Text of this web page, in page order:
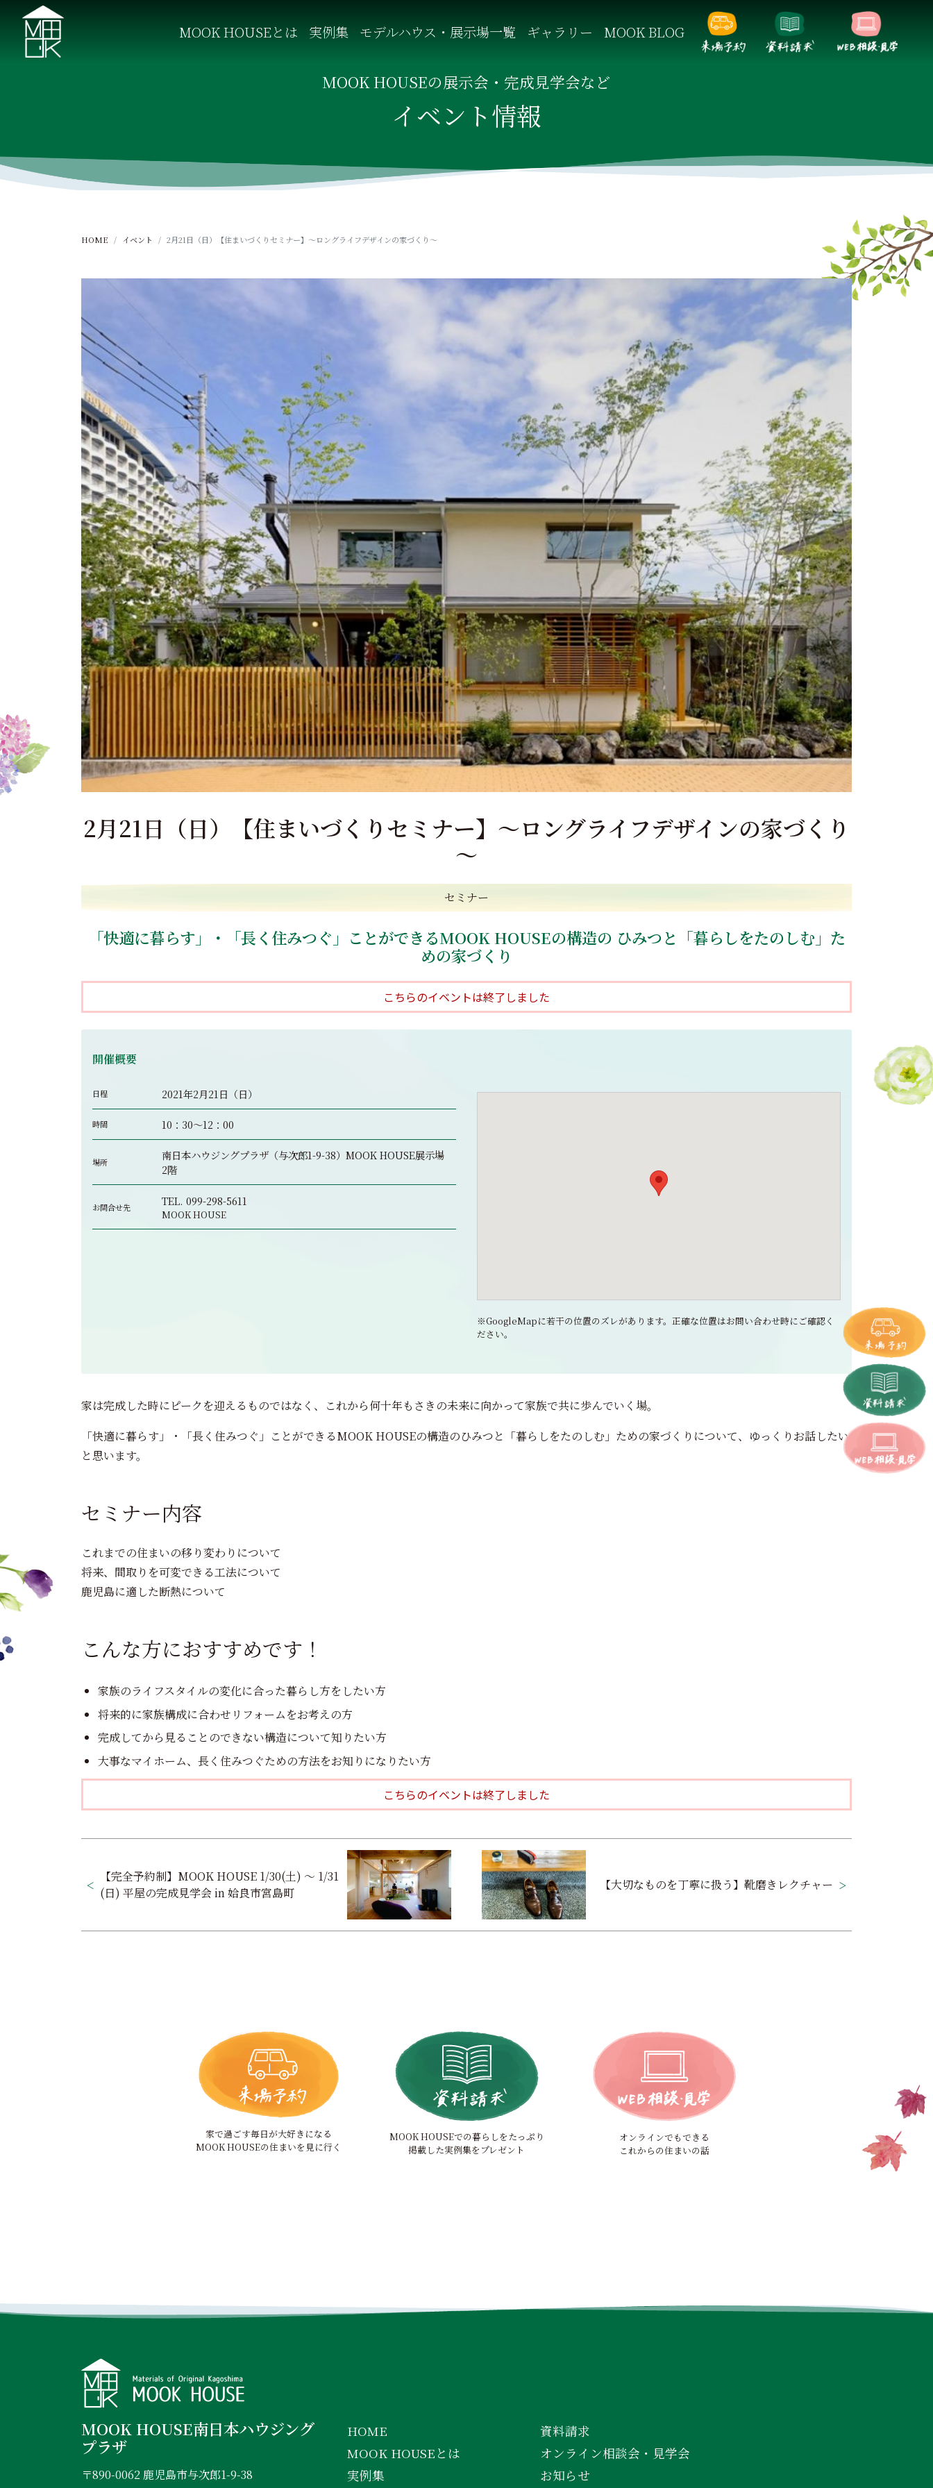
t
MOOK HOUSEとは 実例集 モデルハウス・展示場一覧 ギャラリー MOOK BLOG
MOOK HOUSEの展示会・完成見学会など
イベント情報
HOME イベント 2月21日（日）【住まいづくりセミナー】～ロングライフデザインの家づくり～
2月21日（日）【住まいづくりセミナー】～ロングライフデザインの家づくり
～
セミナー
「快適に暮らす」・「長く住みつぐ」ことができるMOOK HOUSEの構造の ひみつと「暮らしをたのしむ」た
めの家づくり
こちらのイベントは終了しました
開催概要
日程 2021年2月21日（日）
時間 10：30～12：00
場所
南日本ハウジングプラザ（与次郎1-9-38）MOOK HOUSE展示場
2階
お問合せ先 TEL. 099-298-5611
MOOK HOUSE
※GoogleMapに若干の位置のズレがあります。正確な位置はお問い合わせ時にご確認く
ださい。
家は完成した時にピークを迎えるものではなく、これから何十年もさきの未来に向かって家族で共に歩んでいく場。
「快適に暮らす」・「長く住みつぐ」ことができるMOOK HOUSEの構造のひみつと「暮らしをたのしむ」ための家づくりについて、ゆっくりお話したい
と思います。
セミナー内容
これまでの住まいの移り変わりについて
将来、間取りを可変できる工法について
鹿児島に適した断熱について
こんな方におすすめです！
家族のライフスタイルの変化に合った暮らし方をしたい方
将来的に家族構成に合わせリフォームをお考えの方
完成してから見ることのできない構造について知りたい方
大事なマイホーム、長く住みつぐための方法をお知りになりたい方
こちらのイベントは終了しました
稿
ナ
ビ
【完全予約制】MOOK HOUSE 1/30(土) ～ 1/31
(日) 平屋の完成見学会 in 姶良市宮島町
【大切なものを丁寧に扱う】靴磨きレクチャー
家で過ごす毎日が大好きになる
MOOK HOUSEの住まいを見に行く
MOOK HOUSEでの暮らしをたっぷり
掲載した実例集をプレゼント
オンラインでもできる
これからの住まいの話
MOOK HOUSE南日本ハウジング
プラザ
〒890-0062 鹿児島市与次郎1-9-38
HOME
MOOK HOUSEとは
実例集
資料請求
オンライン相談会・見学会
お知らせ